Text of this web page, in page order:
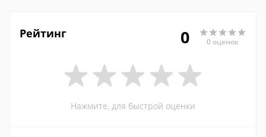
Рейтинг 0 0 оценок
Нажмите, для быстрой оценки